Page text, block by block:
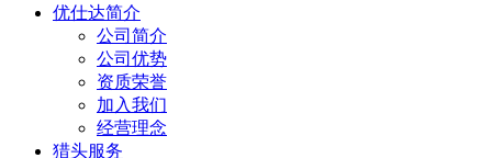
优仕达简介
公司简介
公司优势
资质荣誉
加入我们
经营理念
猎头服务